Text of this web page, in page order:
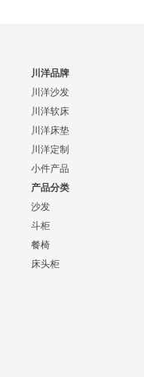
川洋品牌
川洋沙发
川洋软床
川洋床垫
川洋定制
小件产品
产品分类
沙发
斗柜
餐椅
床头柜